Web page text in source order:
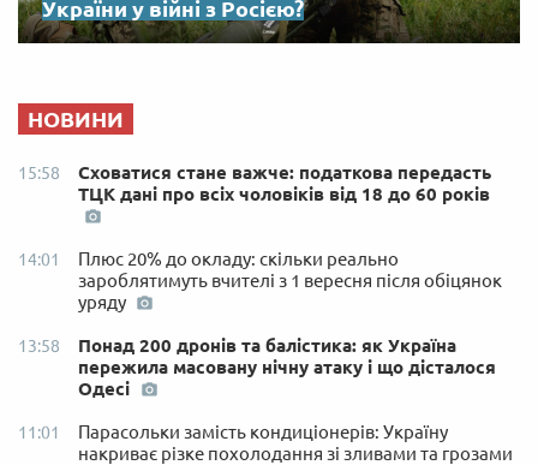
України у війні з Росією?
НОВИНИ
15:58
Сховатися стане важче: податкова передасть
ТЦК дані про всіх чоловіків від 18 до 60 років
14:01
Плюс 20% до окладу: скільки реально
зароблятимуть вчителі з 1 вересня після обіцянок
уряду
13:58
Понад 200 дронів та балістика: як Україна
пережила масовану нічну атаку і що дісталося
Одесі
11:01
Парасольки замість кондиціонерів: Україну
накриває різке похолодання зі зливами та грозами